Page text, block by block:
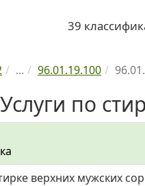
39
... 96.01.19.100
по
верхних мужских